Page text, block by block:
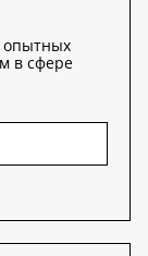
опытных
в сфере